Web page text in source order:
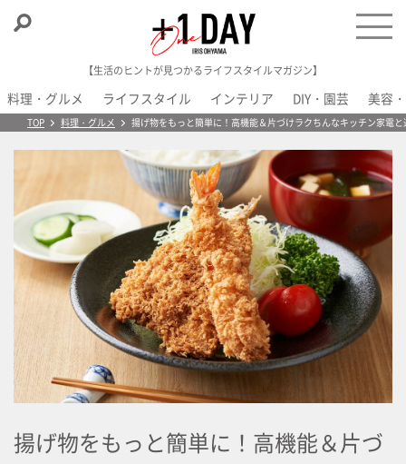
【生活のヒントが見つかるライフスタイルマガジン】
料理・グルメ ライフスタイル インテリア DIY・園芸 美容
TOP＋1 Day料理・グルメ 揚げ物をもっと簡単に！高機能＆片づけラクちんなキッチン家電と
揚げ物をもっと簡単に！高機能＆片づ